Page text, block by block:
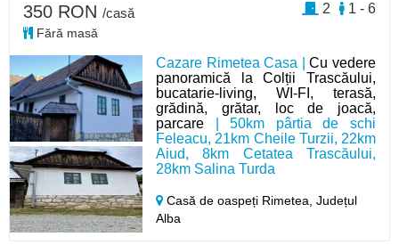
Cazare Rimetea Casa |Cu vedere
panoramică la Colții Trascăului,
bucatarie-living, WI-FI, terasă,
grădină, grătar, loc de joacă,
parcare | 50km pârtia de schi
Feleacu, 21km Cheile Turzii, 22km
Aiud, 8km Cetatea Trascăului,
28km Salina Turda
Casă de oaspeți Rimetea,Județul
Alba
350 RON /casă
Fără masă
1 - 6
2